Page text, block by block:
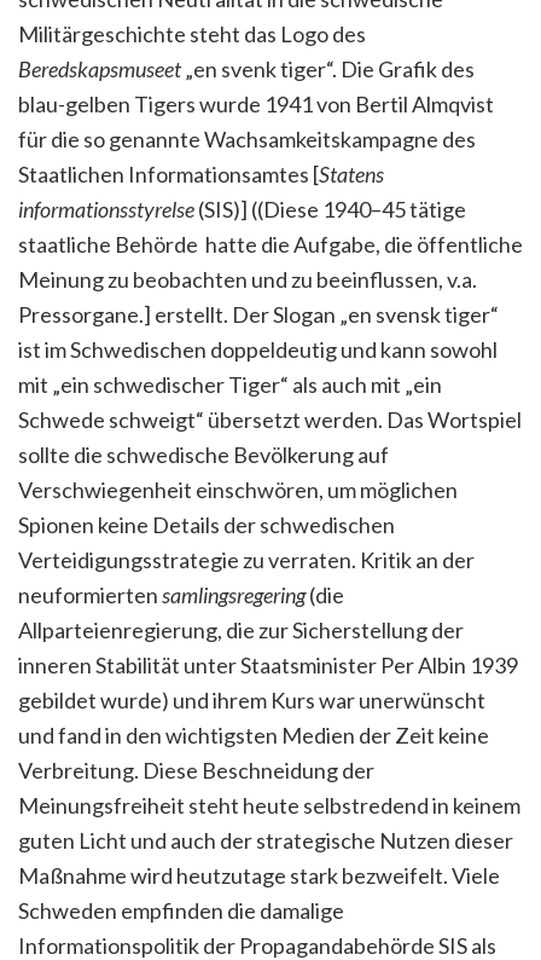
Militärgeschichte steht das Logo des
Beredskapsmuseet„en svenk tiger“. Die Grafik des
blau-gelben Tigers wurde 1941 von Bertil Almqvist
für die so genannte Wachsamkeitskampagne des
Staatlichen Informationsamtes [Statens
informationsstyrelse(SIS)] ((Diese 1940–45 tätige
staatliche Behörde hatte die Aufgabe, die öffentliche
Meinung zu beobachten und zu beeinflussen, v.a.
Pressorgane.] erstellt. Der Slogan „en svensk tiger“
ist im Schwedischen doppeldeutig und kann sowohl
mit „ein schwedischer Tiger“ als auch mit „ein
Schwede schweigt“ übersetzt werden. Das Wortspiel
sollte die schwedische Bevölkerung auf
Verschwiegenheit einschwören, um möglichen
Spionen keine Details der schwedischen
Verteidigungsstrategie zu verraten. Kritik an der
neuformiertensamlingsregering(die
Allparteienregierung, die zur Sicherstellung der
inneren Stabilität unter Staatsminister Per Albin 1939
gebildet wurde) und ihrem Kurs war unerwünscht
und fand in den wichtigsten Medien der Zeit keine
Verbreitung. Diese Beschneidung der
Meinungsfreiheit steht heute selbstredend in keinem
guten Licht und auch der strategische Nutzen dieser
Maßnahme wird heutzutage stark bezweifelt. Viele
Schweden empfinden die damalige
Informationspolitik der Propagandabehörde SIS als